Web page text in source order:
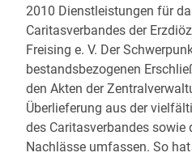
2010 Dienstleistungen für
Caritasverbandes der
Freising e. V. Der
bestandsbezogenen
den Akten der
Überlieferung aus der
des Caritasverbandes sowie
Nachlässe umfassen. So